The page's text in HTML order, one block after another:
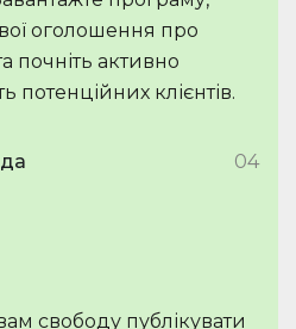
оголошення про
почніть активно
потенційних клієнтів.
04
свободу публікувати